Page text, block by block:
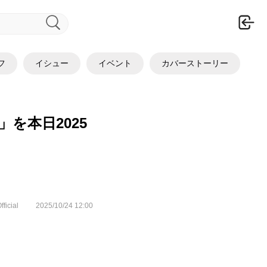
イシュー イベント カバーストーリー
を本日2025
2025/10/24 12:00